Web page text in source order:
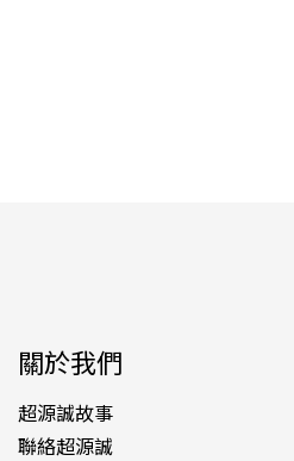
關於我們
超源誠故事
聯絡超源誠